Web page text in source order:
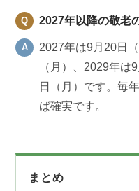
2027年以降の敬老
2027年は9月20日
（月）、2029年
日（月）です。毎
ば確実です。
まとめ